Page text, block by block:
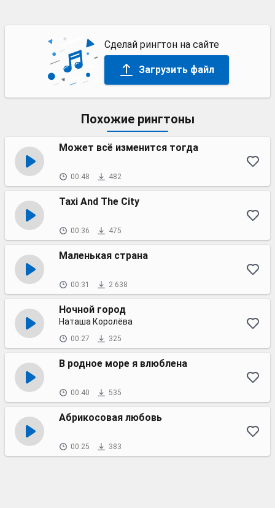
Сделай рингтон на сайте
Загрузить файл
Похожие рингтоны
Может всё изменится тогда
00:48 482
Taxi And The City
00:36 475
Маленькая страна
00:31 2 638
Ночной город
Наташа Королёва
00:27 325
В родное море я влюблена
00:40 535
Абрикосовая любовь
00:25 383